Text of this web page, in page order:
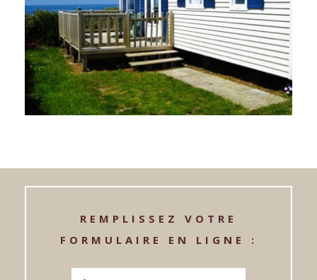
REMPLISSEZ VOTRE
FORMULAIRE EN LIGNE :